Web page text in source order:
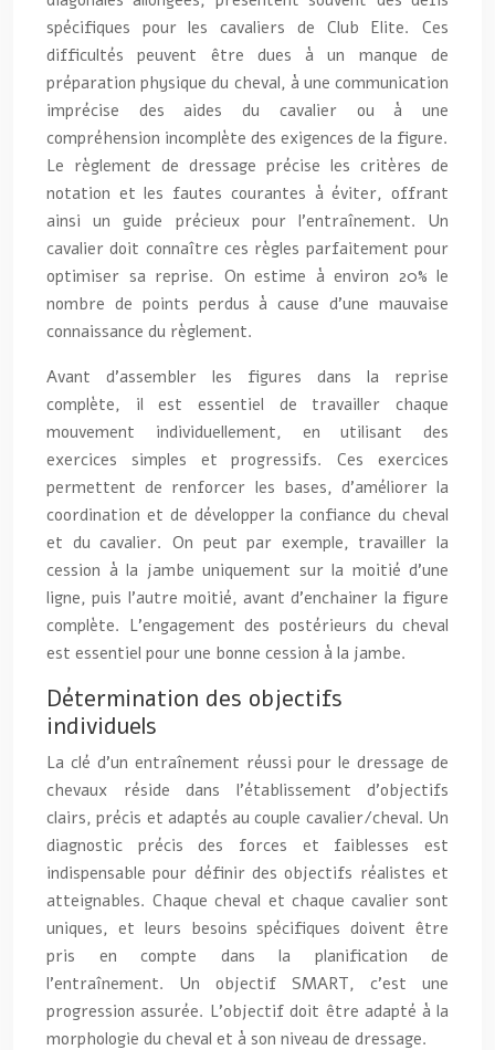
spécifiques pour les cavaliers de Club Elite. Ces
difficultés peuvent être dues à un manque de
préparation physique du cheval, à une communication
imprécise des aides du cavalier ou à une
compréhension incomplète des exigences de la figure.
Le règlement de dressage précise les critères de
notation et les fautes courantes à éviter, offrant
ainsi un guide précieux pour l’entraînement. Un
cavalier doit connaître ces règles parfaitement pour
optimiser sa reprise. On estime à environ 20% le
nombre de points perdus à cause d’une mauvaise
connaissance du règlement.
Avant d’assembler les figures dans la reprise
complète, il est essentiel de travailler chaque
mouvement individuellement, en utilisant des
exercices simples et progressifs. Ces exercices
permettent de renforcer les bases, d’améliorer la
coordination et de développer la confiance du cheval
et du cavalier. On peut par exemple, travailler la
cession à la jambe uniquement sur la moitié d’une
ligne, puis l’autre moitié, avant d’enchainer la figure
complète. L’engagement des postérieurs du cheval
est essentiel pour une bonne cession à la jambe.
Détermination des objectifs
individuels
La clé d’un entraînement réussi pour le dressage de
chevaux réside dans l’établissement d’objectifs
clairs, précis et adaptés au couple cavalier/cheval. Un
diagnostic précis des forces et faiblesses est
indispensable pour définir des objectifs réalistes et
atteignables. Chaque cheval et chaque cavalier sont
uniques, et leurs besoins spécifiques doivent être
pris en compte dans la planification de
l’entraînement. Un objectif SMART, c’est une
progression assurée. L’objectif doit être adapté à la
morphologie du cheval et à son niveau de dressage.